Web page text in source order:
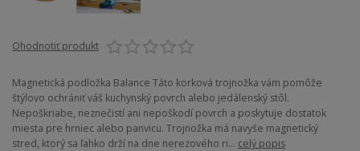
Ohodnotiť produkt
Magnetická podložka Balance Táto korková trojnožka vám pomôže
štýlovo ochrániť váš kuchynský povrch alebo jedálenský stôl.
Nepoškriabe, neznečistí ani nepoškodí povrch a poskytuje dostatok
miesta pre hrniec alebo panvicu. Trojnožka má navyše magnetický
stred, ktorý sa ľahko drží na dne nerezového ri... celý popis